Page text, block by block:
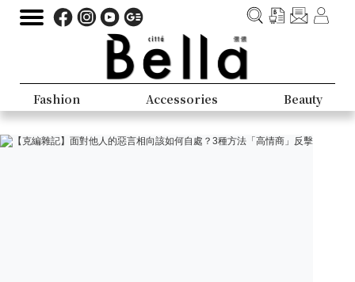
Fashion Accessories Beauty